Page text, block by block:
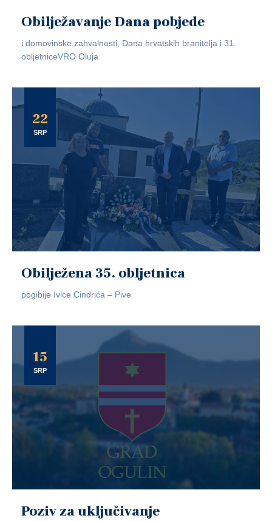
Obilježavanje Dana pobjede
i domovinske zahvalnosti, Dana hrvatskih branitelja i 31.
obljetniceVRO Oluja
22
SRP
Obilježena 35. obljetnica
pogibije Ivice Cindrića – Pive
15
SRP
Poziv za uključivanje